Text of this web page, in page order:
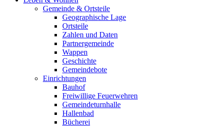
Gemeinde & Ortsteile
Geographische Lage
Ortsteile
Zahlen und Daten
Partnergemeinde
Wappen
Geschichte
Gemeindebote
Einrichtungen
Bauhof
Freiwillige Feuerwehren
Gemeindeturnhalle
Hallenbad
Bücherei